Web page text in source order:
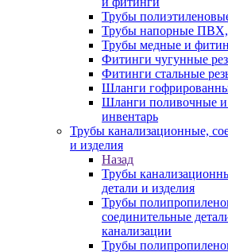
Трубы
Трубы напорные
Трубы медные и
Фитинги чугунные
Фитинги стальные
Шланги
Шланги поливочные и
инвентарь
Трубы канализационные,
и изделия
Назад
Трубы
детали и изделия
Трубы
соединительные
канализации
Трубы